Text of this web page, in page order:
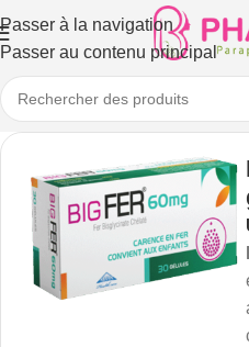
Passer à la navigation
Passer au contenu principal